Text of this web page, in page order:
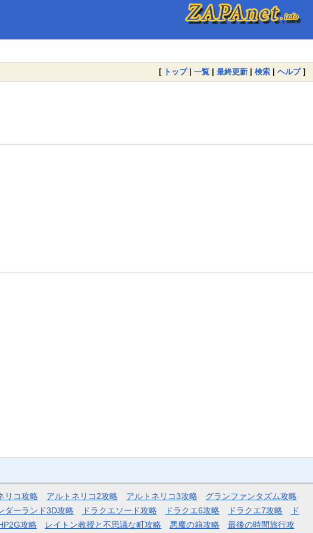
[ トップ| 一覧 | 最終更新 | 検索 | ヘルプ]
リコ攻略 アルトネリコ2攻略 アルトネリコ3攻略
グランファンタズム攻略
ダーランド3D攻略 ドラクエソード攻略 ドラクエ6攻略 ドラクエ7攻略
ド
攻略 レイトン教授と不思議な町攻略 悪魔の箱攻略 最後の時間旅行攻